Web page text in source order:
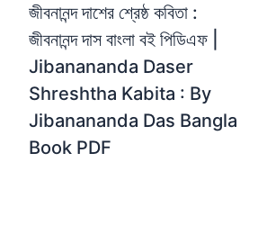
জীবনানন্দ দাশের শ্রেষ্ঠ কবিতা :
জীবনানন্দ দাস বাংলা বই পিডিএফ |
Jibanananda Daser
Shreshtha Kabita : By
Jibanananda Das Bangla
Book PDF